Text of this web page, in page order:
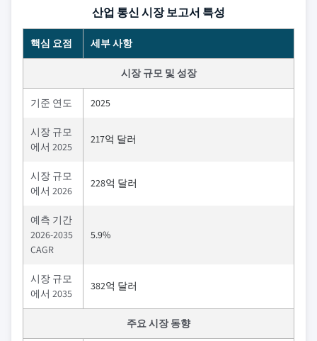
산업 통신 시장 보고서 특성
핵심 요점 세부 사항
시장 규모 및 성장
기준 연도 2025
시장 규모
에서 2025
217억 달러
시장 규모
에서 2026
228억 달러
예측 기간
2026-2035
CAGR
5.9%
시장 규모
에서 2035
382억 달러
주요 시장 동향